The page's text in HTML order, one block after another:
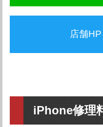
店舗
iPhone修理